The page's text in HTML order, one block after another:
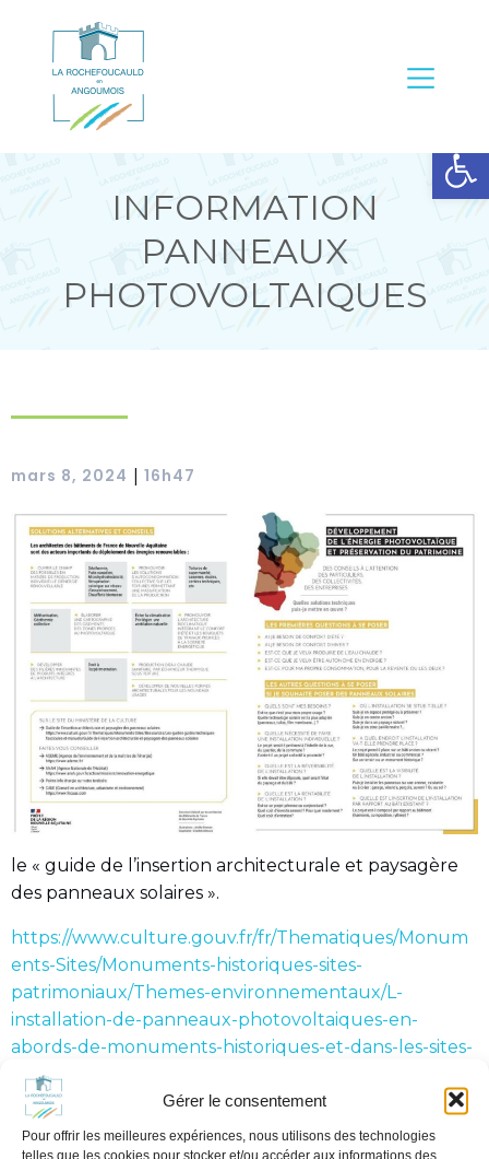
Ouvrir la barre d’outils
Gérer le consentement
Pour offrir les meilleures expériences, nous utilisons des technologies
telles que les cookies pour stocker et/ou accéder aux informations des
INFORMATION
PANNEAUX
PHOTOVOLTAIQUES
mars 8, 2024 16h47
le « guide de l’insertion architecturale et paysagère
des panneaux solaires ».
https://www.culture.gouv.fr/fr/Thematiques/Monum
ents-Sites/Monuments-historiques-sites-
patrimoniaux/Themes-environnementaux/L-
installation-de-panneaux-photovoltaiques-en-
abords-de-monuments-historiques-et-dans-les-sites-
patrimoniaux-remarquables